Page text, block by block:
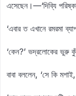
এসেছেন।—‘দিব্যি
‘এবার ত এখানে রমরমা
‘কেন?’ ভদ্রলোকের ভুরু
বাবা বললেন, ‘সে কি